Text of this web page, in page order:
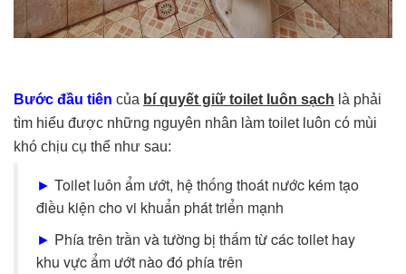
Bước đầu tiên của bí quyết giữ toilet luôn sạch là phải
tìm hiểu được những nguyên nhân làm toilet luôn có mùi
khó chịu cụ thể như sau:
► Toilet luôn ẩm ướt, hệ thống thoát nước kém tạo
điều kiện cho vi khuẩn phát triển mạnh
► Phía trên trần và tường bị thấm từ các toilet hay
khu vực ẩm ướt nào đó phía trên